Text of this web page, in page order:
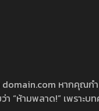
หากคุณก
า “ห้ามพลาด!” เพราะ